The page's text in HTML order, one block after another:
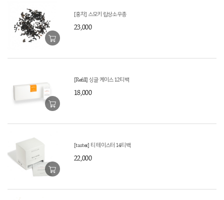
[홍차] 스모키 랍상소우총
23,000
[Refill] 싱글 케이스 12티백
18,000
[taster] 티 테이스터 14티백
22,000